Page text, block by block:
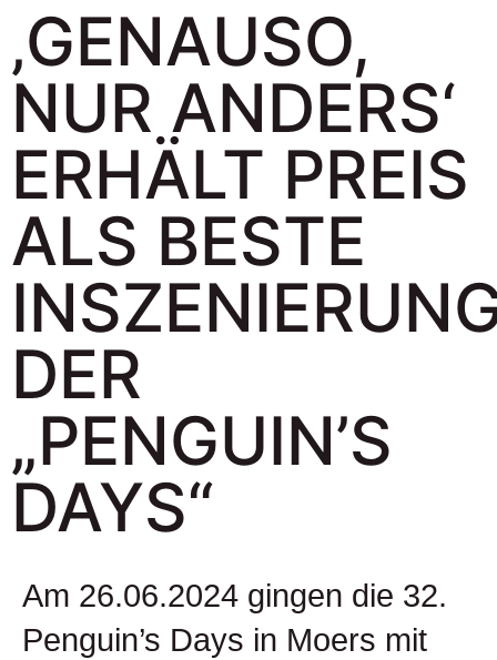
‚GENAUSO,
NUR ANDERS‘
ERHÄLT PREIS
ALS BESTE
DER
„PENGUIN’S
DAYS“
Am 26.06.2024 gingen die 32.
Penguin’s Days in Moers mit